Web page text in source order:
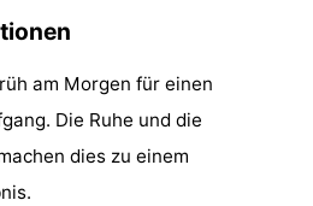
am Morgen für einen
Die Ruhe und die
dies zu einem